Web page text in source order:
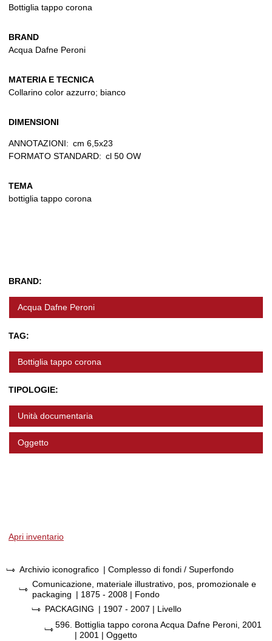
Bottiglia tappo corona
BRAND
Acqua Dafne Peroni
MATERIA E TECNICA
Collarino color azzurro; bianco
DIMENSIONI
ANNOTAZIONI: cm 6,5x23
FORMATO STANDARD: cl 50 OW
TEMA
bottiglia tappo corona
BRAND:
Acqua Dafne Peroni
TAG:
Bottiglia tappo corona
TIPOLOGIE:
Unità documentaria
Oggetto
Apri inventario
Archivio iconografico | Complesso di fondi / Superfondo
Comunicazione, materiale illustrativo, pos, promozionale e
packaging | 1875 - 2008 | Fondo
PACKAGING | 1907 - 2007 | Livello
596. Bottiglia tappo corona Acqua Dafne Peroni, 2001
| 2001 | Oggetto